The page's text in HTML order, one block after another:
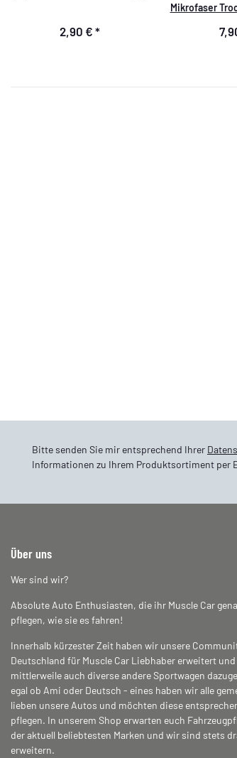
2,90 € *
Mikrofaser
Bitte senden Sie mir entsprechend Ihrer
Informationen zu Ihrem Produktsortiment per
Über uns
Wer sind wir?
Absolute Auto Enthusiasten, die ihr Muscle Car
pflegen, wie sie es fahren!
Innerhalb kürzester Zeit haben wir unsere
Deutschland für Muscle Car Liebhaber erweitert
mittlerweile auch diverse andere Sportwagen
egal ob Ami oder Deutsch - eines haben wir alle
lieben unsere Autos und möchten diese
pflegen. In unserem Shop erwarten euch
der aktuell beliebtesten Marken und wir sind stets
erweitern.